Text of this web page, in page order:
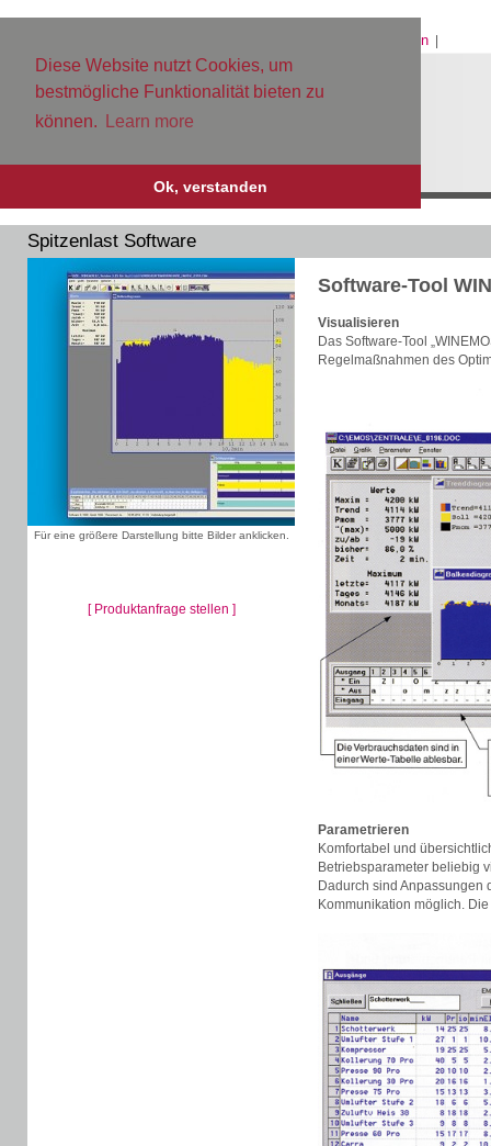
Diese Website nutzt Cookies, um
bestmögliche Funktionalität bieten zu
können.
Learn more
Ok, verstanden
Login
Spitzenlast Software
Für eine größere Darstellung bitte Bilder anklicken.
[ Produktanfrage stellen ]
Software-Tool
Visualisieren
Das Software-Tool
Regelmaßnahmen des
Parametrieren
Komfortabel und
Betriebsparameter beliebig
Dadurch sind Anpassungen
Kommunikation möglich.